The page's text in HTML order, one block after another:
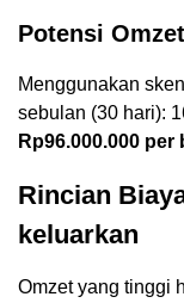
Potensi
Menggunakan
sebulan (30 hari):
Rp96.000.000 per
Rincian
keluarkan
Omzet yang tinggi